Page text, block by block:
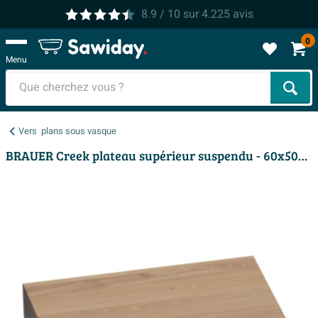
8.9 / 10 sur4.225 avis
Menu
0
Vers plans sous vasque
BRAUER Creek plateau supérieur suspendu - 60x50x10cm - lamelles chêne naturel